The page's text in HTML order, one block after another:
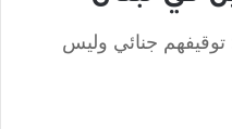
جنائي وليس